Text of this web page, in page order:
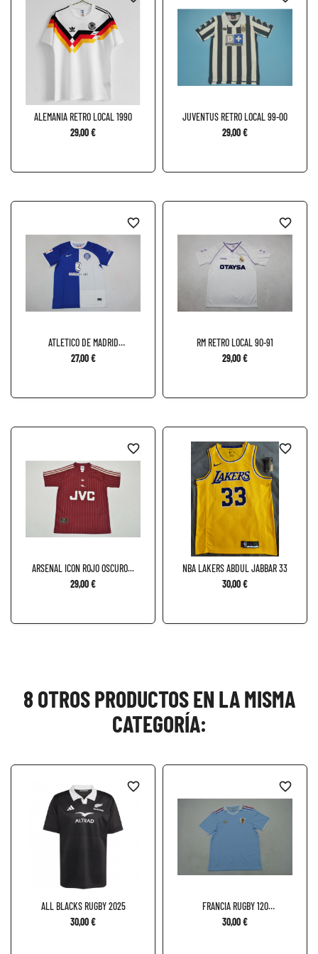
ALEMANIA RETRO LOCAL 1990
29,00 €
JUVENTUS RETRO LOCAL 99-00
29,00 €
ATLETICO DE MADRID
ESPECIAL...
27,00 €
favorite_border
RM RETRO LOCAL 90-91
29,00 €
favorite_border
ARSENAL ICON ROJO OSCURO...
29,00 €
favorite_border
NBA LAKERS ABDUL JABBAR 33
30,00 €
favorite_border
8 OTROS PRODUCTOS EN LA MISMA
CATEGORÍA:
ALL BLACKS RUGBY 2025
30,00 €
favorite_border
FRANCIA RUGBY 120
ANIVERSARIO
30,00 €
favorite_border